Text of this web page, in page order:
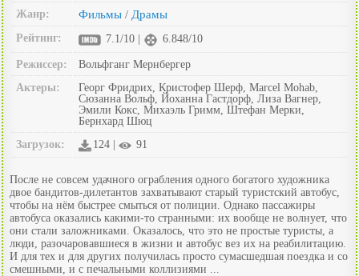
Жанр:
Фильмы / Драмы
Рейтинг: 7.1/10 | 6.848/10
Режиссер:
Вольфганг Мернбергер
Актеры:
Георг Фридрих, Кристофер Шерф, Marcel Mohab,
Сюзанна Вольф, Йоханна Гастдорф, Лиза Вагнер,
Эмили Кокс, Михаэль Гримм, Штефан Мерки,
Бернхард Шюц
Загрузок:
124 | 91
После не совсем удачного ограбления одного богатого художника
двое бандитов-дилетантов захватывают старый туристский автобус,
чтобы на нём быстрее смыться от полиции. Однако пассажиры
автобуса оказались какими-то странными: их вообще не волнует, что
они стали заложниками. Оказалось, что это не простые туристы, а
люди, разочаровавшиеся в жизни и автобус вез их на реабилитацию.
И для тех и для других получилась просто сумасшедшая поездка и со
смешными, и с печальными коллизиями ...